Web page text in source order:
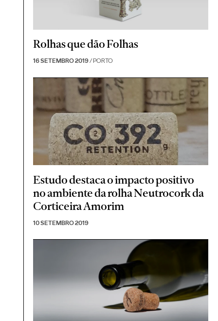
Rolhas que dão Folhas
16 SETEMBRO 2019/ PORTO
Estudo destaca o impacto positivo
no ambiente da rolha Neutrocork da
Corticeira Amorim
10 SETEMBRO 2019